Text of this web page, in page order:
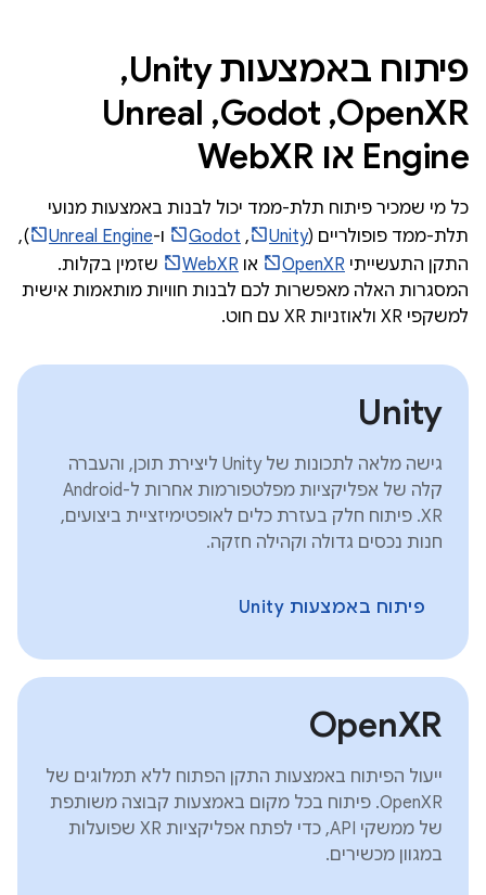
פיתוח באמצעות Unity,‏
OpenXR,‏ Godot,‏ Unreal
Engine או WebXR
כל מי שמכיר פיתוח תלת-ממד יכול לבנות באמצעות מנועי
תלת-ממד פופולריים (Unity
,‏
Godot ו-Unreal Engine
),
התקן התעשייתי OpenXR או WebXR
שזמין בקלות.
המסגרות האלה מאפשרות לכם לבנות חוויות מותאמות אישית
למשקפי XR ולאוזניות XR עם חוט.
Unity
גישה מלאה לתכונות של Unity ליצירת תוכן, והעברה
קלה של אפליקציות מפלטפורמות אחרות ל-Android
XR. פיתוח חלק בעזרת כלים לאופטימיזציית ביצועים,
חנות נכסים גדולה וקהילה חזקה.
פיתוח באמצעות Unity
OpenXR
ייעול הפיתוח באמצעות התקן הפתוח ללא תמלוגים של
OpenXR. פיתוח בכל מקום באמצעות קבוצה משותפת
של ממשקי API, כדי לפתח אפליקציות XR שפועלות
במגוון מכשירים.